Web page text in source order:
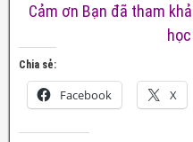
Cảm ơn Bạn đã tham
Chia sẻ:
Facebook X